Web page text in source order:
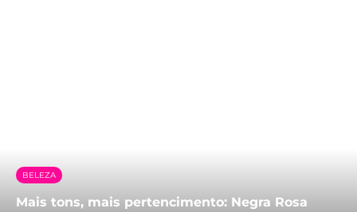
BELEZA
Mais tons, mais pertencimento: Negra Rosa